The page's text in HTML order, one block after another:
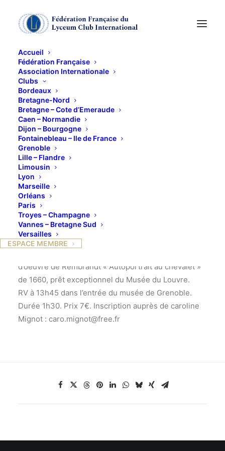
Accueil
Fédération Française
Association Internationale
Clubs
Bordeaux
Bretagne-Nord
Bretagne – Cote d’Emeraude
Caen – Normandie
Dijon – Bourgogne
Fontainebleau – Ile de France
Grenoble
Lille – Flandre
Limousin
Lyon
Marseille
Orléans
Paris
Troyes – Champagne
Vannes – Bretagne Sud
Versailles
ESPACE MEMBRE
Exposition : « la
pointe et l’ombre »
nordiques du Musée de Grenoble
sur près de 3 siècles (école
hollandaise, flamande et allemande).
d’oeuvre de Rembrandt « Autoportrait au chevalet »
de 1660, prêt exceptionnel du Musée du Louvre.
RV à 13h45 dans l’entrée du musée de Grenoble.
Durée 1h30. Prix 7€. Inscription auprès de caroline
Mignot : caro.mignot@free.fr